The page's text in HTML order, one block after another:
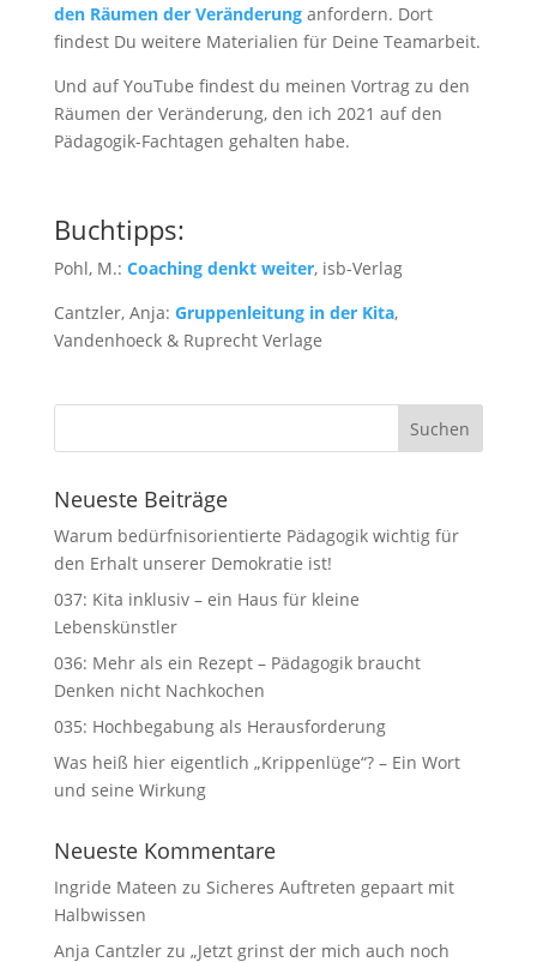
den Räumen der Veränderunganfordern. Dort
findest Du weitere Materialien für Deine Teamarbeit.
Und auf YouTube findest du meinen Vortrag zu den
Räumen der Veränderung, den ich 2021 auf den
Pädagogik-Fachtagen gehalten habe.
Buchtipps:
Pohl, M.: Coaching denkt weiter, isb-Verlag
Cantzler, Anja: Gruppenleitung in der Kita,
Vandenhoeck & Ruprecht Verlage
Neueste Beiträge
Warum bedürfnisorientierte Pädagogik wichtig für
den Erhalt unserer Demokratie ist!
037: Kita inklusiv – ein Haus für kleine
Lebenskünstler
036: Mehr als ein Rezept – Pädagogik braucht
Denken nicht Nachkochen
035: Hochbegabung als Herausforderung
Was heiß hier eigentlich „Krippenlüge“? – Ein Wort
und seine Wirkung
Neueste Kommentare
Ingride Mateen zu Sicheres Auftreten gepaart mit
Halbwissen
Anja Cantzlerzu „Jetzt grinst der mich auch noch